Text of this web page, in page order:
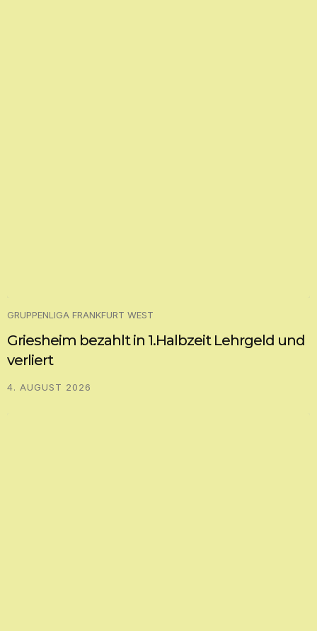
GRUPPENLIGA FRANKFURT WEST
Griesheim bezahlt in 1.Halbzeit Lehrgeld und
verliert
4. AUGUST 2026